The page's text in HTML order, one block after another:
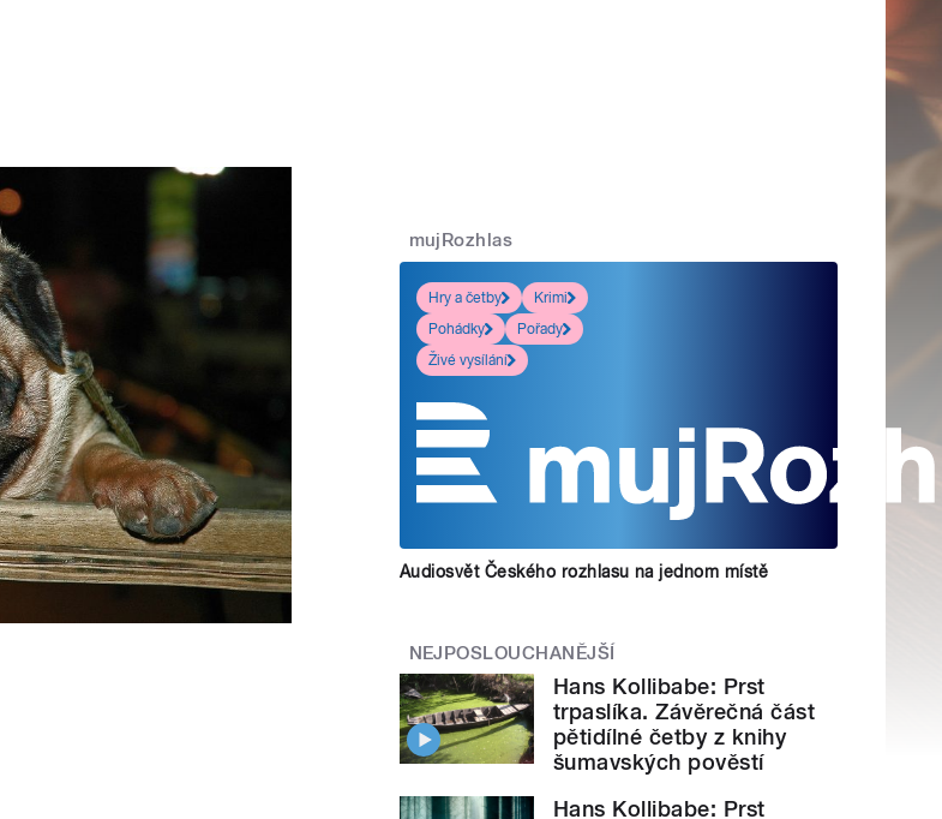
mujRozhlas
Hry a četby
Krimi
Pohádky
Pořady
Živé vysílání
Audiosvět Českého rozhlasu na jednom místě
NEJPOSLOUCHANĚJŠÍ
Hans Kollibabe: Prst
trpaslíka. Závěrečná část
pětidílné četby z knihy
šumavských pověstí
Hans Kollibabe: Prst